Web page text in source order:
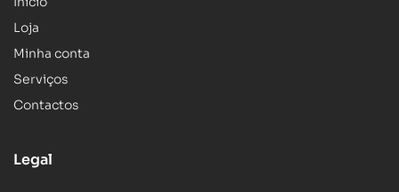
Loja
Minha conta
Serviços
Contactos
Legal